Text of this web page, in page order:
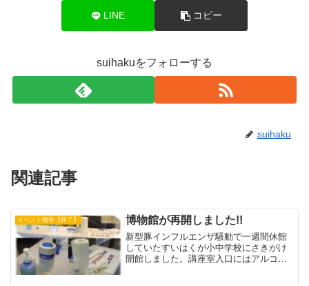
LINE コピー
suihakuをフォローする
suihaku
関連記事
イベント報告【終了】 博物館が再開しました!!
新型豚インフルエンザ騒動で一週間休館
していたすいはくが小中学校にさきがけ
開館しました。講座室入口にはアルコー